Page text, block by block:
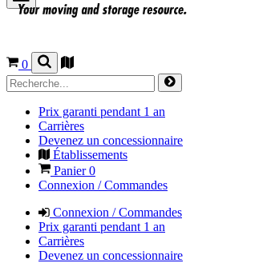
0
Prix garanti pendant 1 an
Carrières
Devenez un concessionnaire
Établissements
Panier0
Connexion / Commandes
Connexion / Commandes
Prix garanti pendant 1 an
Carrières
Devenez un concessionnaire